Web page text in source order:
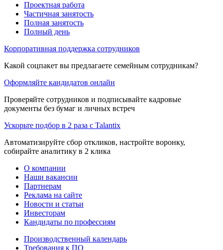
Проектная работа
Частичная занятость
Полная занятость
Полный день
Корпоративная поддержка сотрудников
Какой соцпакет вы предлагаете семейным сотрудникам?
Оформляйте кандидатов онлайн
Проверяйте сотрудников и подписывайте кадровые
документы без бумаг и личных встреч
Ускорьте подбор в 2 раза с Talantix
Автоматизируйте сбор откликов, настройте воронку,
собирайте аналитику в 2 клика
О компании
Наши вакансии
Партнерам
Реклама на сайте
Новости и статьи
Инвесторам
Кандидаты по профессиям
Производственный календарь
Требования к ПО